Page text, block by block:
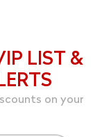
LIST &
on your